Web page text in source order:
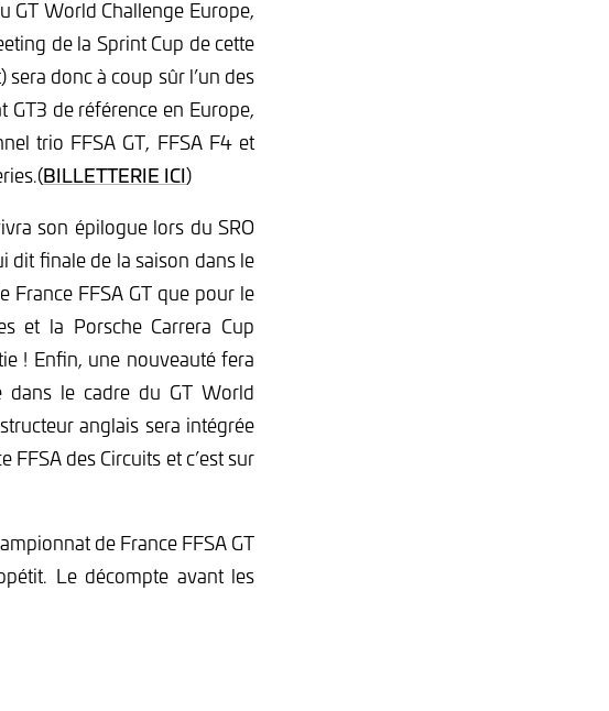
GT World Challenge Europe,
de la Sprint Cup de cette
donc à coup sûr l’un des
de référence en Europe,
trio FFSA GT, FFSA F4 et
BILLETTERIE ICI)
son épilogue lors du SRO
dit finale de la saison dans le
France FFSA GT que pour le
et la Porsche Carrera Cup
! Enfin, une nouveauté fera
dans le cadre du GT World
anglais sera intégrée
des Circuits et c’est sur
de France FFSA GT
Le décompte avant les